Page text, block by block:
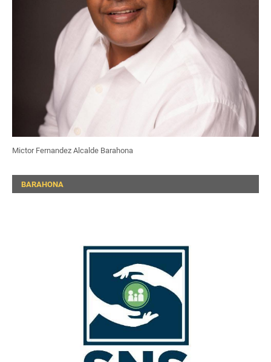
Mictor Fernandez Alcalde Barahona
BARAHONA